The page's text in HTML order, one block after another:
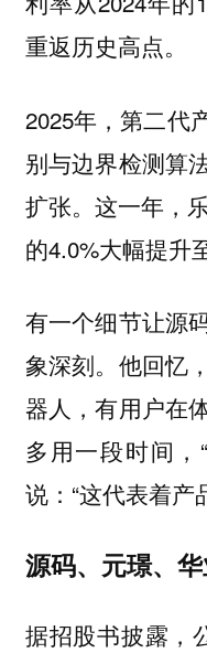
重返历史高点。
2025年，第二代
别与边界检测算
扩张。这一年，
的4.0%大幅提升
有一个细节让源
象深刻。他回忆
器人，有用户在
多用一段时间，
说：“这代表着产
源码、元璟、
据招股书披露，